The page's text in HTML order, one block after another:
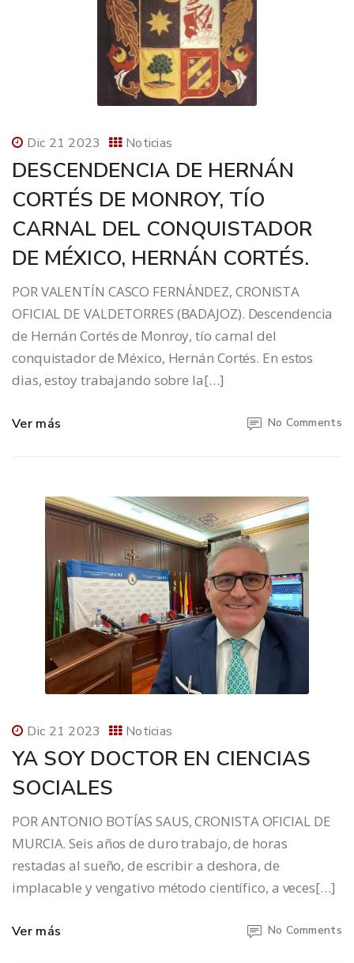
Dic 21 2023 Noticias
DESCENDENCIA DE HERNÁN
CORTÉS DE MONROY, TÍO
CARNAL DEL CONQUISTADOR
DE MÉXICO, HERNÁN CORTÉS.
POR VALENTÍN CASCO FERNÁNDEZ, CRONISTA
OFICIAL DE VALDETORRES (BADAJOZ). Descendencia
de Hernán Cortés de Monroy, tío carnal del
conquistador de México, Hernán Cortés. En estos
dias, estoy trabajando sobre la[…]
Ver más No Comments
Dic 21 2023 Noticias
YA SOY DOCTOR EN CIENCIAS
SOCIALES
POR ANTONIO BOTÍAS SAUS, CRONISTA OFICIAL DE
MURCIA. Seis años de duro trabajo, de horas
restadas al sueño, de escribir a deshora, de
implacable y vengativo método científico, a veces[…]
Ver más No Comments